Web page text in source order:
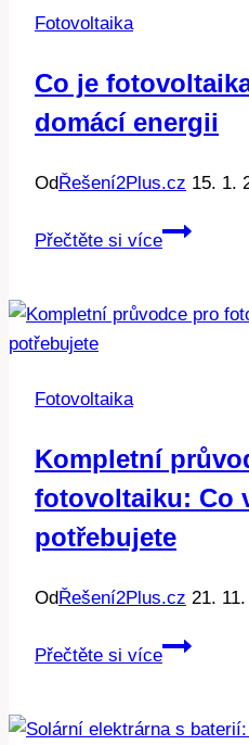
Fotovoltaika
Co je
domácí energii
OdŘešení2Plus.cz 15. 1.
Přečtěte si více
Co
Revoluce
Fotovoltaika
Kompletní
fotovoltaiku: Co
potřebujete
OdŘešení2Plus.cz 21.
Přečtěte si více
Kompletní